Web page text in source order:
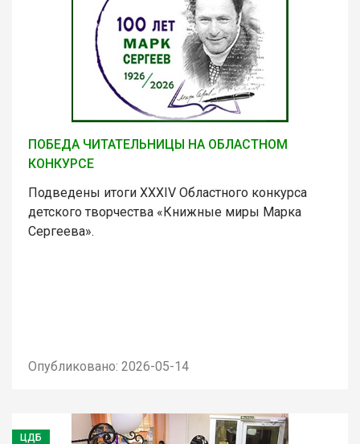
ПОБЕДА ЧИТАТЕЛЬНИЦЫ НА ОБЛАСТНОМ
КОНКУРСЕ
Подведены итоги XXXIV Областного конкурса
детского творчества «Книжные миры Марка
Сергеева».
Опубликовано: 2026-05-14
ЦДБ